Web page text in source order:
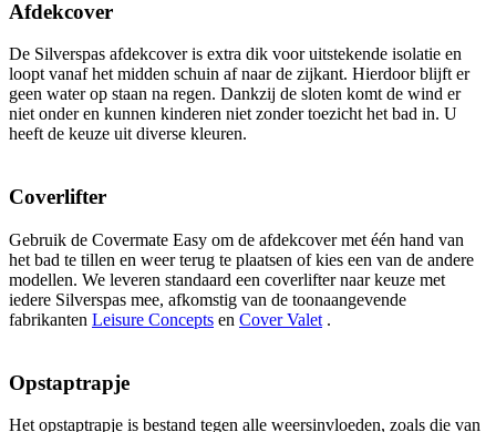
Afdekcover
De Silverspas afdekcover is extra dik voor uitstekende isolatie en
loopt vanaf het midden schuin af naar de zijkant. Hierdoor blijft er
geen water op staan na regen. Dankzij de sloten komt de wind er
niet onder en kunnen kinderen niet zonder toezicht het bad in. U
heeft de keuze uit diverse kleuren.
Coverlifter
Gebruik de Covermate Easy om de afdekcover met één hand van
het bad te tillen en weer terug te plaatsen of kies een van de andere
modellen. We leveren standaard een coverlifter naar keuze met
iedere Silverspas mee, afkomstig van de toonaangevende
fabrikanten Leisure Concepts en Cover Valet .
Opstaptrapje
Het opstaptrapje is bestand tegen alle weersinvloeden, zoals die van